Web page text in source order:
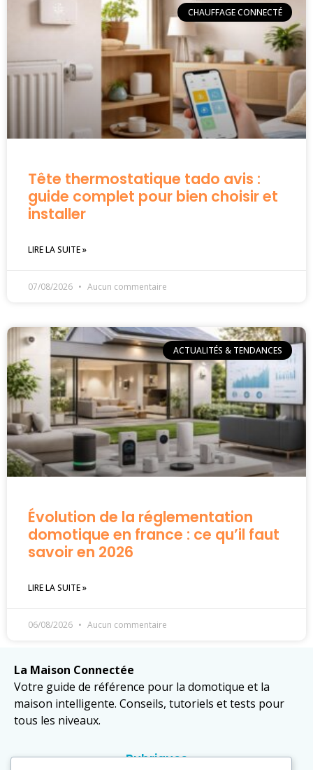
CHAUFFAGE CONNECTÉ
Tête thermostatique tado avis :
guide complet pour bien choisir et
installer
LIRE LA SUITE »
07/08/2026 Aucun commentaire
ACTUALITÉS & TENDANCES
Évolution de la réglementation
domotique en france : ce qu’il faut
savoir en 2026
LIRE LA SUITE »
06/08/2026 Aucun commentaire
La Maison Connectée
Votre guide de référence pour la domotique et la
maison intelligente. Conseils, tutoriels et tests pour
tous les niveaux.
Rubriques